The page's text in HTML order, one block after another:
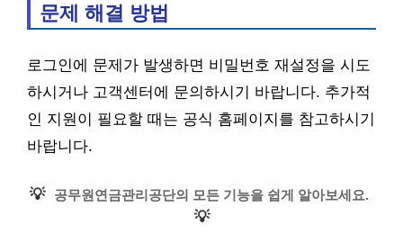
문제 해결 방법
로그인에 문제가 발생하면 비밀번호 재설정을 시도
하시거나 고객센터에 문의하시기 바랍니다. 추가적
인 지원이 필요할 때는 공식 홈페이지를 참고하시기
바랍니다.
💡 공무원연금관리공단의 모든 기능을 쉽게 알아보세요.
💡